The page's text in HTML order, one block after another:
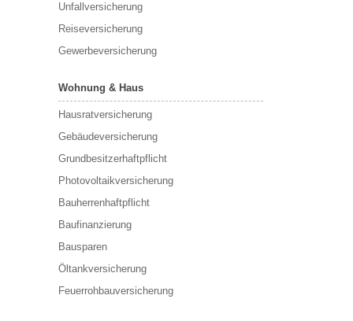
Unfallversicherung
Reiseversicherung
Gewerbeversicherung
Wohnung & Haus
Hausratversicherung
Gebäudeversicherung
Grundbesitzerhaftpflicht
Photovoltaikversicherung
Bauherrenhaftpflicht
Baufinanzierung
Bausparen
Öltankversicherung
Feuerrohbauversicherung